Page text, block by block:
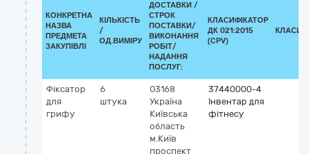
КОНКРЕТНА
НАЗВА
ПРЕДМЕТА
ЗАКУПІВЛІ
КІЛЬКІСТЬ
/
ОД.ВИМІРУ
ДОСТАВКИ /
СТРОК
ПОСТАВКИ/
ВИКОНАННЯ
РОБІТ/
НАДАННЯ
ПОСЛУГ:
КЛАСИФІКАТОР
ДК 021:2015
(CPV)
Фіксатор
для
грифу
6
штука
03168
Україна
Київська
область
м.Київ
проспект
37440000-4
Інвентар для
фітнесу